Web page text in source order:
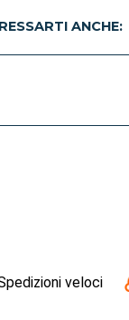
ANCHE:
veloci